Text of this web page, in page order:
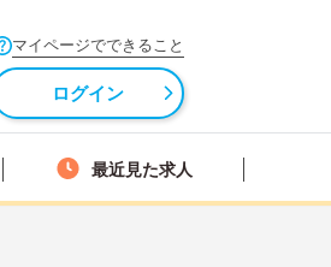
マイページでできること
ログイン
最近見た求人